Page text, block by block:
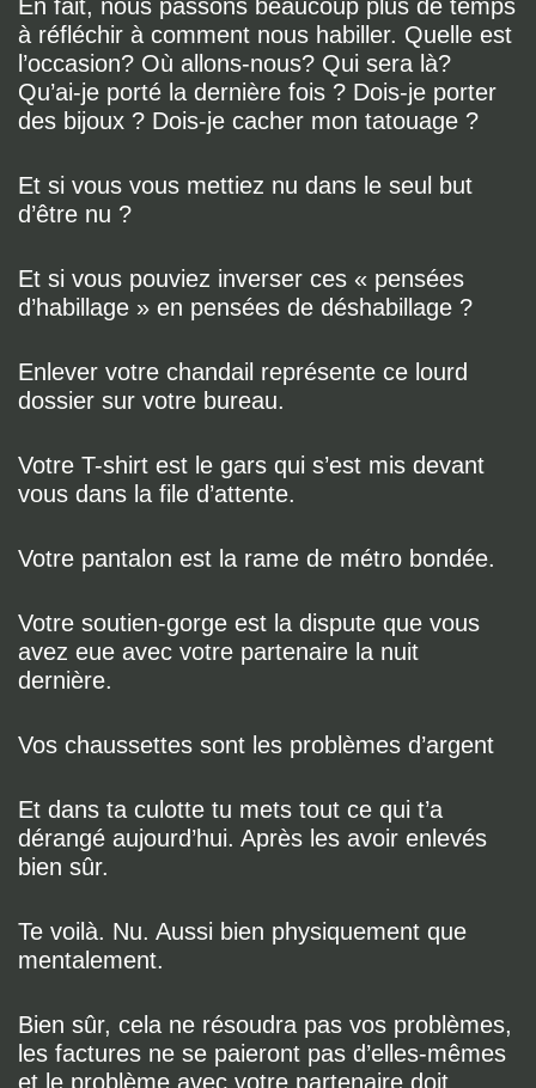
En fait, nous passons beaucoup plus de temps
à réfléchir à comment nous habiller. Quelle est
l’occasion? Où allons-nous? Qui sera là?
Qu’ai-je porté la dernière fois ? Dois-je porter
des bijoux ? Dois-je cacher mon tatouage ?
Et si vous vous mettiez nu dans le seul but
d’être nu ?
Et si vous pouviez inverser ces « pensées
d’habillage » en pensées de déshabillage ?
Enlever votre chandail représente ce lourd
dossier sur votre bureau.
Votre T-shirt est le gars qui s’est mis devant
vous dans la file d’attente.
Votre pantalon est la rame de métro bondée.
Votre soutien-gorge est la dispute que vous
avez eue avec votre partenaire la nuit
dernière.
Vos chaussettes sont les problèmes d’argent
Et dans ta culotte tu mets tout ce qui t’a
dérangé aujourd’hui. Après les avoir enlevés
bien sûr.
Te voilà. Nu. Aussi bien physiquement que
mentalement.
Bien sûr, cela ne résoudra pas vos problèmes,
les factures ne se paieront pas d’elles-mêmes
et le problème avec votre partenaire doit